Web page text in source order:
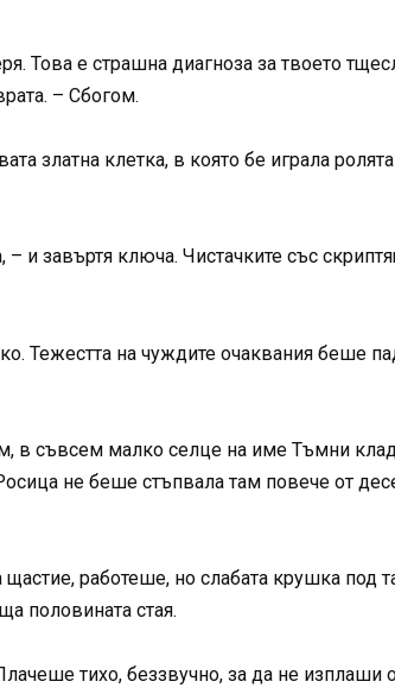
Това е страшна диагноза за твоето
– Сбогом.
златна клетка, в която бе играла
и завъртя ключа. Чистачките със
Тежестта на чуждите очаквания беше
в съвсем малко селце на име Тъмни
не беше стъпвала там повече от
работеше, но слабата крушка под
половината стая.
тихо, беззвучно, за да не изплаши